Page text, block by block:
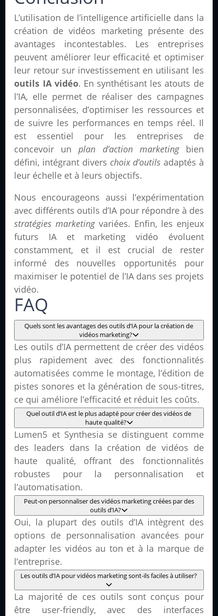
L’utilisation de l’intelligence artificielle dans la
création de vidéos marketing présente des
avantages incontestables. Les entreprises
peuvent améliorer leur efficacité et optimiser
leur retour sur investissement en utilisant les
outils IA vidéo. En synthétisant les atouts de
l’IA, elle permet de réaliser des campagnes
personnalisées, d’optimiser les ressources et
de suivre les performances en temps réel. Il
est essentiel pour les entreprises de
concevoir unplan d’action marketingbien
défini, intégrant divers choix d’outils adaptés à
leur échelle et à leurs objectifs.
Nous encourageons aussi l’expérimentation
avec différents outils d’IA pour répondre à des
stratégies marketingvariées. Enfin, les enjeux
futurs IA et marketing vidéo évoluent
constamment, et il est crucial de rester
informé des nouvelles opportunités pour
maximiser le potentiel de l’IA dans ses projets
vidéo.
FAQ
Quels sont les avantages des outils d’IA pour la création de
vidéos marketing?
Les outils d’IA permettent de créer des vidéos
plus rapidement avec des fonctionnalités
automatisées comme le montage, l’édition de
pistes sonores et la génération de sous-titres,
ce qui améliore l’efficacité et réduit les coûts.
Quel outil d’IA est le plus adapté pour créer des vidéos de
haute qualité?
Lumen5 et Synthesia se distinguent comme
des leaders dans la création de vidéos de
haute qualité, offrant des fonctionnalités
robustes pour la personnalisation et
l’automatisation.
Peut-on personnaliser des vidéos marketing créées par des
outils d’IA?
Oui, la plupart des outils d’IA intègrent des
options de personnalisation avancées pour
adapter les vidéos au ton et à la marque de
l’entreprise.
Les outils d’IA pour vidéos marketing sont-ils faciles à utiliser?
La majorité de ces outils sont conçus pour
être user-friendly, avec des interfaces